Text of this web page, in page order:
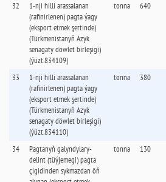
32
1-nji hilli arassalanan
(rafinirlenen) pagta ýagy
(eksport etmek şertinde)
(Türkmenistanyň Azyk
senagaty döwlet birleşigi)
(ýüzt.834109)
tonna 640
33
1-nji hilli arassalanan
(rafinirlenen) pagta ýagy
(eksport etmek şertinde)
(Türkmenistanyň Azyk
senagaty döwlet birleşigi)
(ýüzt.834110)
tonna 380
34
Pagtanyň galyndylary-
delint (tüýjemegi) pagta
çigidinden sykmazdan öň
tonna 130